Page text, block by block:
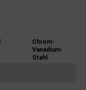
Chrom-
Vanadium-
Stahl